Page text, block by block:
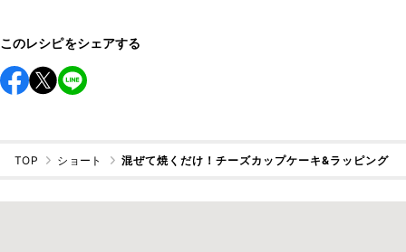
このレシピをシェアする
TOP ショート 混ぜて焼くだけ！チーズカップケーキ&ラッピング